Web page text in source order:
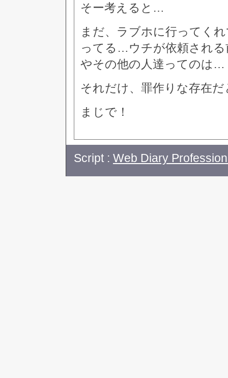
そー考えると…
まだ、ラブホに行ってく
ってる…ウチが依頼され
やその他の人達ってのは…
それだけ、罪作りな存在
まじで！
Script : Web Diary